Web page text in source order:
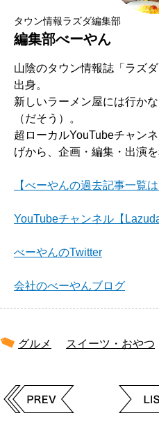
タウン情報ラズダ編集部
編集部べーやん
山陰のタウン情報誌「ラズ
出身。
新しいラーメン屋には行か
（だそう）。
超ローカルYouTubeチャン
げから、企画・編集・出演を
【べーやんの過去記事一覧は
YouTubeチャンネル【
べーやんのTwitter
会社のべーやんブログ
グルメ スイーツ・おやつ